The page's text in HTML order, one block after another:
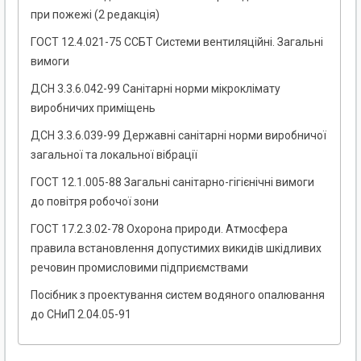
при пожежі (2 редакція)
ГОСТ 12.4.021-75 ССБТ Системи вентиляційні. Загальні
вимоги
ДСН 3.3.6.042-99 Санітарні норми мікроклімату
виробничих приміщень
ДСН 3.3.6.039-99 Державні санітарні норми виробничої
загальної та локальної вібрації
ГОСТ 12.1.005-88 Загальні санітарно-гігієнічні вимоги
до повітря робочої зони
ГОСТ 17.2.3.02-78 Охорона природи. Атмосфера
правила встановлення допустимих викидів шкідливих
речовин промисловими підприємствами
Посібник з проектування систем водяного опалювання
до СНиП 2.04.05-91